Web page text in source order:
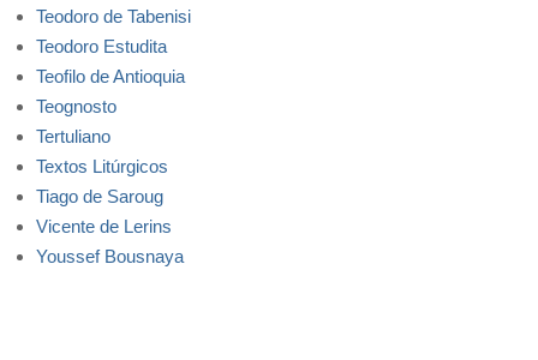
Teodoro de Tabenisi
Teodoro Estudita
Teofilo de Antioquia
Teognosto
Tertuliano
Textos Litúrgicos
Tiago de Saroug
Vicente de Lerins
Youssef Bousnaya